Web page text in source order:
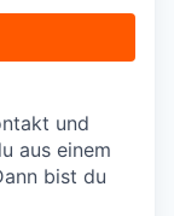
und
aus einem
bist du